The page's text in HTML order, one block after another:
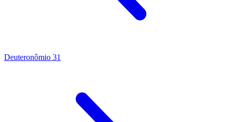
Deuteronômio 31